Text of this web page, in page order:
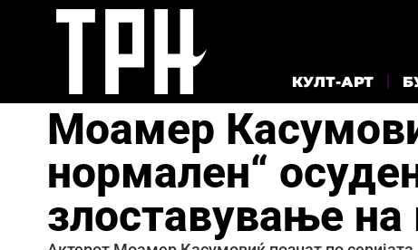
КУЛТ-АРТ
Моамер
нормален“
злоставување